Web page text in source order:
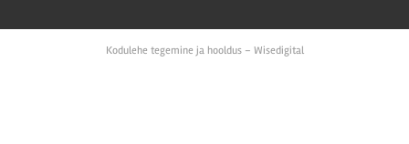
Kodulehe tegemine ja hooldus – Wisedigital